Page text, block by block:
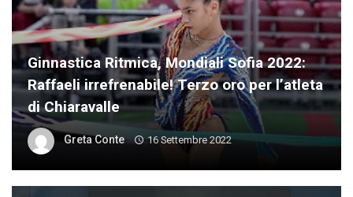
Ginnastica Ritmica, Mondiali Sofia 2022:
Raffaeli irrefrenabile! Terzo oro per l’atleta
di Chiaravalle
Greta Conte 16 Settembre 2022